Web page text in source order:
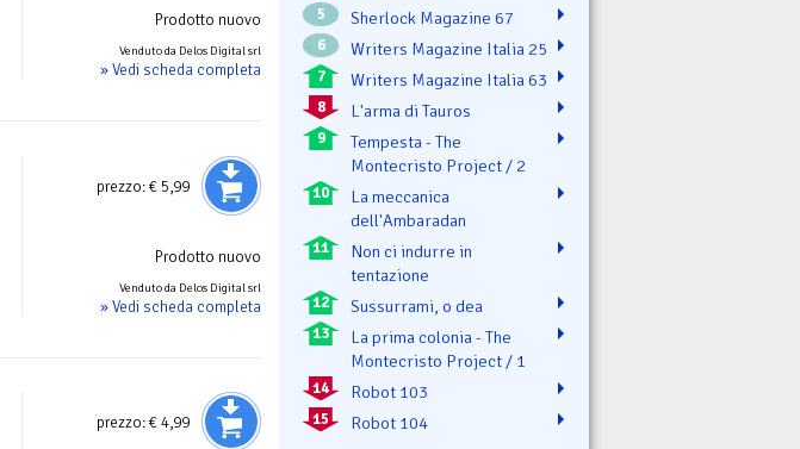
Prodotto nuovo
Venduto da Delos Digital srl
» Vedi scheda completa
prezzo:€ 5,99
Prodotto nuovo
Venduto da Delos Digital srl
» Vedi scheda completa
prezzo:€ 4,99
5 Sherlock Magazine 67
6 Writers Magazine Italia 25
7 Writers Magazine Italia 63
8 L'arma di Tauros
9
Tempesta - The
Montecristo Project / 2
10
La meccanica
dell'Ambaradan
11
Non ci indurre in
tentazione
12 Sussurrami, o dea
13
La prima colonia - The
Montecristo Project / 1
14 Robot 103
15 Robot 104